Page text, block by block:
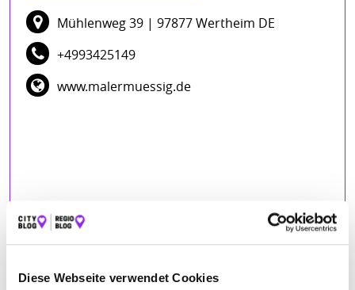
Diese Webseite verwendet Cookies
Mühlenweg 39 | 97877 Wertheim DE
+4993425149
www.malermuessig.de
Das Uwe Müssig Malergeschäft in Wertheim ist Ihr